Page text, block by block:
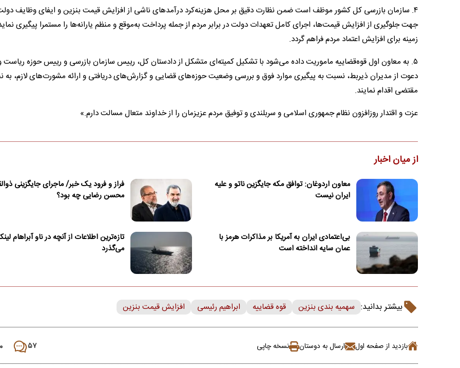
۴. سازمان بازرسی کل کشور موظف است ضمن نظارت دقیق بر محل هزینه‌کرد درآمدهای ناشی از افزایش قیمت بنزین و ایفای وظایف
جهت جلوگیری از افزایش قیمت‌ها، اجرای کامل تعهدات دولت در برابر مردم از جمله پرداخت به‌موقع و منظم یارانه‌ها را مستمرا پیگیری
زمینه برای افزایش اعتماد مردم فراهم گردد.
۵. به معاون اول قوه‌قضاییه ماموریت داده می‌شود با تشکیل کمیته‌ای متشکل از دادستان کل، رییس سازمان بازرسی و رییس حوزه ریاست
دعوت از مدیران ذیربط، نسبت به پیگیری موارد فوق و بررسی وضعیت حوزه‌های قضایی و گزارش‌های دریافتی و ارائه مشورت‌های لازم، به
مقتضی اقدام نمایند.
عزت و اقتدار روزافزون نظام جمهوری اسلامی و سربلندی و توفیق مردم عزیزمان را از خداوند متعال مسالت دارم.»
از میان اخبار
معاون اردوغان: توافق مکه جایگزین ناتو و علیه
ایران نیست
فراز و فرود یک خبر/ ماجرای جایگزینی
محسن رضایی چه بود؟
بی‌اعتمادی ایران به آمریکا بر مذاکرات هرمز با
عمان سایه انداخته است
تازه‌ترین اطلاعات از آنچه در ناو آبراهام
می‌گذرد
بیشتر بدانید: سهمیه بندی بنزین قوه قضاییه ابراهیم رئیسی افزایش قیمت بنزین
بازدید از صفحه اول ارسال به دوستان نسخه چاپی ۵۷ ۰